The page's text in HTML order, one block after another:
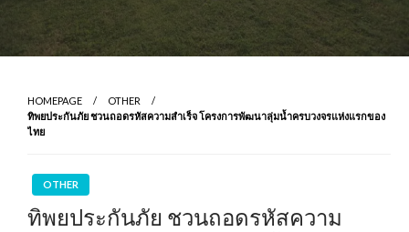
HOMEPAGE
OTHER
ทิพยประกันภัย ชวนถอดรหัสความสำเร็จ โครงการพัฒนาลุ่มน้ำครบวงจรแห่งแรกของ
ไทย
OTHER
ทิพยประกันภัย ชวนถอดรหัสความ